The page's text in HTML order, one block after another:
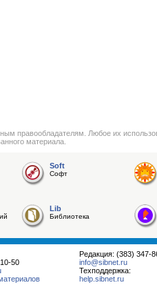
правообладателям. Любое их
материала.
Soft
Софт
Lib
Библиотека
Редакция: (383) 347-
info@sibnet.ru
Техподдержка:
help.sibnet.ru
50